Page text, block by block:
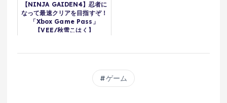
【NINJA GAIDEN4】忍者に
なって最速クリアを目指すぞ！
「Xbox Game Pass」
【VEE/秋雪こはく】
ゲーム